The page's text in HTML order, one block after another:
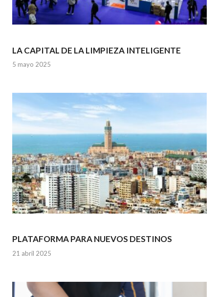
LA CAPITAL DE LA LIMPIEZA INTELIGENTE
5 mayo 2025
PLATAFORMA PARA NUEVOS DESTINOS
21 abril 2025